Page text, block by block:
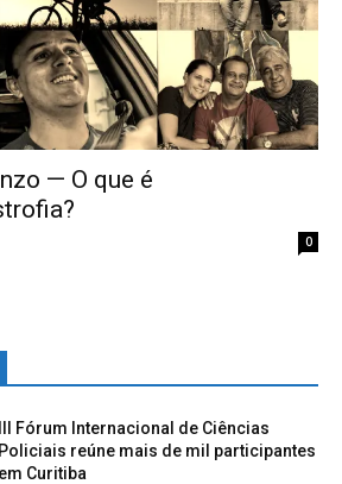
— O que é
0
III Fórum Internacional de Ciências
Policiais reúne mais de mil participantes
em Curitiba